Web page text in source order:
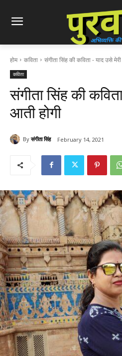
होम कविता संगीता सिंह की कविता - याद उसे
कविता
संगीता सिंह की
आती होगी
By संगीता सिंह February 14, 2021